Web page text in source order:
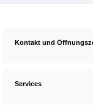
Kontakt und
Services